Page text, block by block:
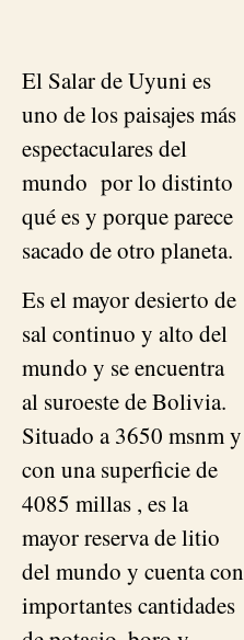
El Salar de Uyuni es
uno de los paisajes más
espectaculares del
mundo por lo distinto
qué es y porque parece
sacado de otro planeta.
Es el mayor desierto de
sal continuo y alto del
mundo y se encuentra
al suroeste de Bolivia.
Situado a 3650 msnm y
con una superficie de
4085 millas , es la
mayor reserva de litio
del mundo y cuenta con
importantes cantidades